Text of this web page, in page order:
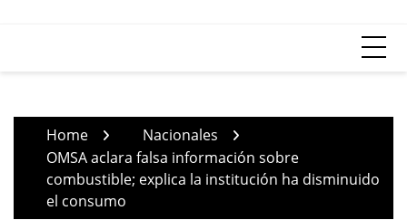
Home
Nacionales
OMSA aclara falsa información sobre
combustible; explica la institución ha disminuido
el consumo